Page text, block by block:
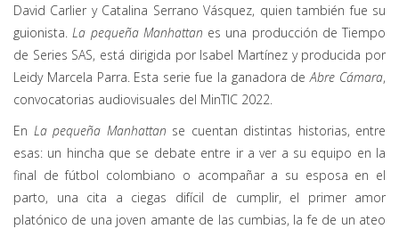
David Carlier y Catalina Serrano Vásquez, quien también fue su
guionista. La pequeña Manhattan es una producción de Tiempo
de Series SAS, está dirigida por Isabel Martínez y producida por
Leidy Marcela Parra. Esta serie fue la ganadora deAbre Cámara,
convocatorias audiovisuales del MinTIC 2022.
En La pequeña Manhattan se cuentan distintas historias, entre
esas: un hincha que se debate entre ir a ver a su equipo en la
final de fútbol colombiano o acompañar a su esposa en el
parto, una cita a ciegas difícil de cumplir, el primer amor
platónico de una joven amante de las cumbias, la fe de un ateo